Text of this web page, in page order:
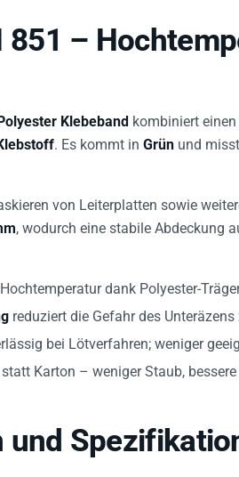
851 –
Klebeband kombiniert einen
. Es kommt in Grün und misst
von Leiterplatten sowie
, wodurch eine stabile Abdeckung
dank Polyester-
reduziert die Gefahr des
bei Lötverfahren; weniger
Karton – weniger Staub,
und